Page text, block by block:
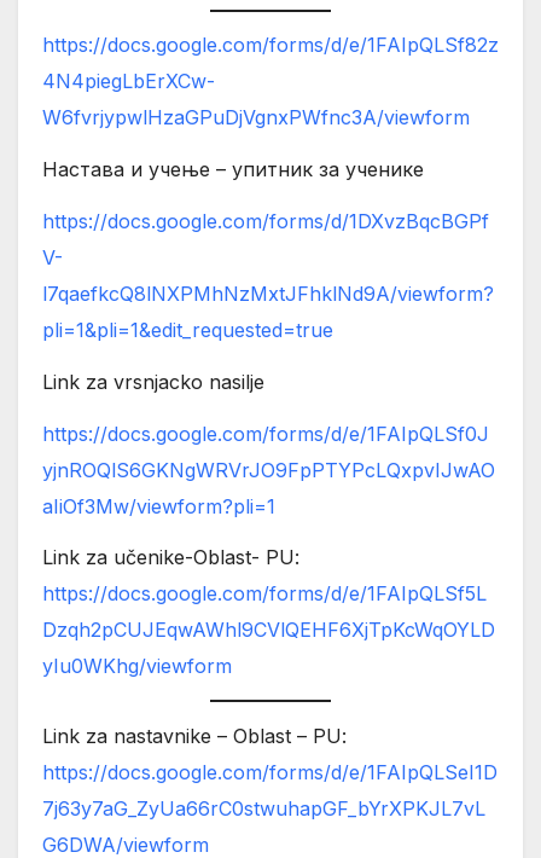
https://docs.google.com/forms/d/e/1FAIpQLSf82z
4N4piegLbErXCw-
W6fvrjypwlHzaGPuDjVgnxPWfnc3A/viewform
Настава и учење – упитник за ученике
https://docs.google.com/forms/d/1DXvzBqcBGPf
V-
l7qaefkcQ8lNXPMhNzMxtJFhklNd9A/viewform?
pli=1&pli=1&edit_requested=true
Link za vrsnjacko nasilje
https://docs.google.com/forms/d/e/1FAIpQLSf0J
yjnROQlS6GKNgWRVrJO9FpPTYPcLQxpvIJwAO
aIiOf3Mw/viewform?pli=1
Link za učenike-Oblast- PU:
https://docs.google.com/forms/d/e/1FAIpQLSf5L
Dzqh2pCUJEqwAWhl9CVlQEHF6XjTpKcWqOYLD
yIu0WKhg/viewform
Link za nastavnike – Oblast – PU:
https://docs.google.com/forms/d/e/1FAIpQLSeI1D
7j63y7aG_ZyUa66rC0stwuhapGF_bYrXPKJL7vL
G6DWA/viewform